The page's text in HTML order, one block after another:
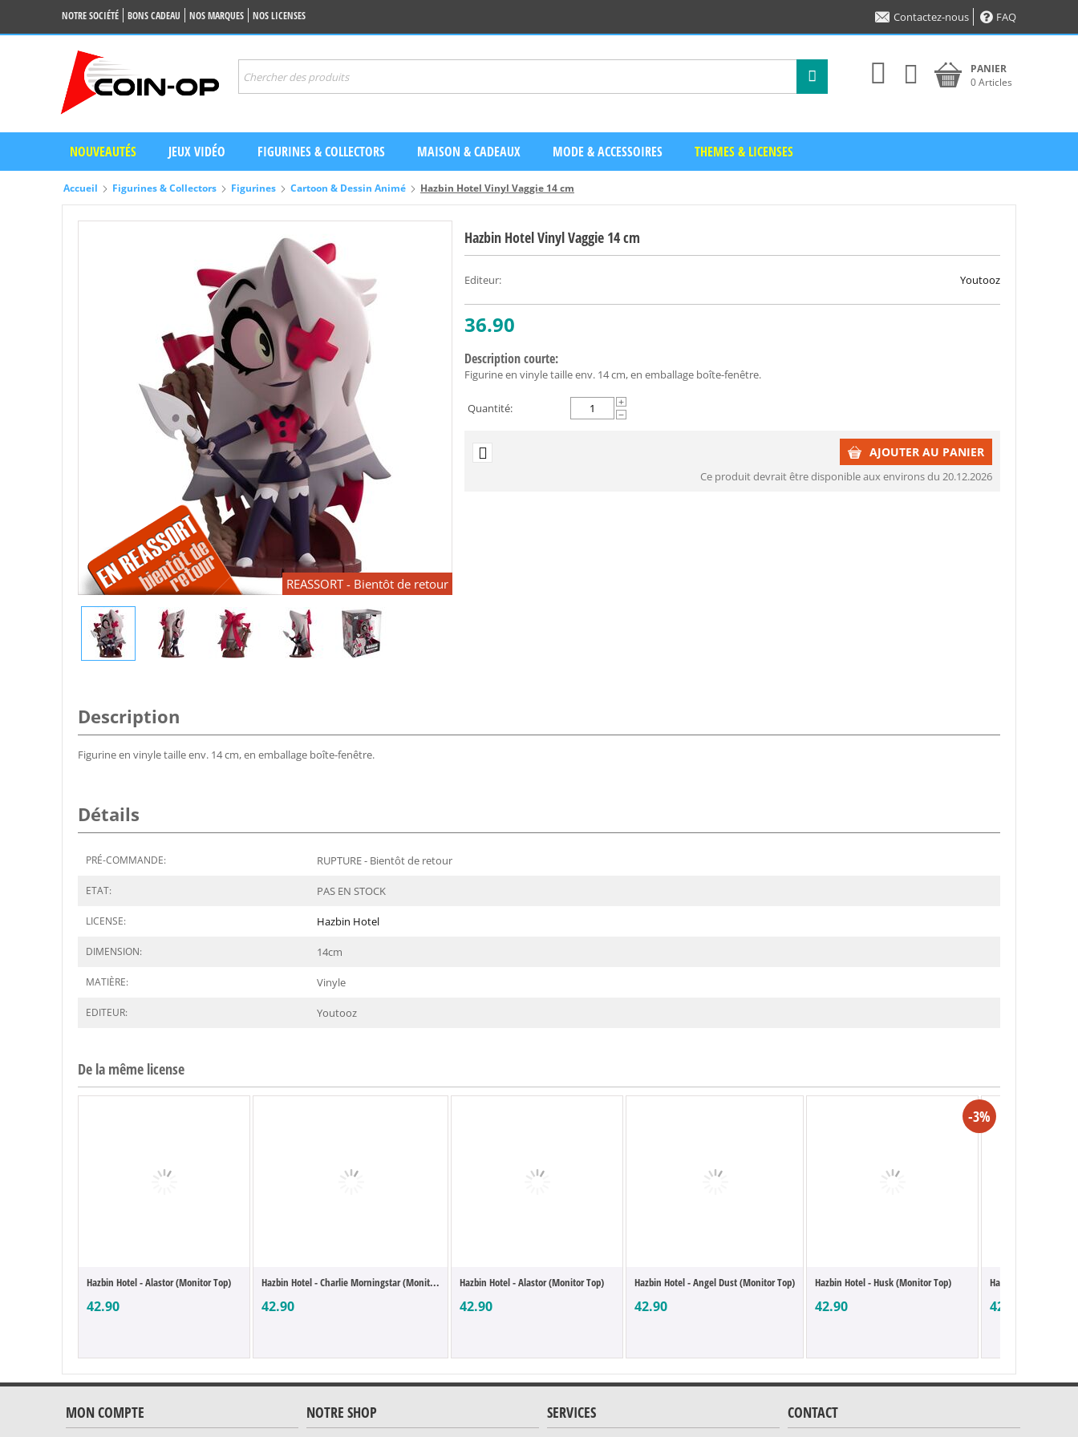
NOTRE SOCIÉTÉ BONS CADEAU NOS MARQUES NOS LICENSES Contactez-nous FAQ
PANIER
0 Articles
NOUVEAUTÉS JEUX VIDÉO FIGURINES & COLLECTORS MAISON & CADEAUX MODE & ACCESSOIRES THEMES & LICENSES
Accueil Figurines & Collectors Figurines Cartoon & Dessin Animé Hazbin Hotel Vinyl Vaggie 14 cm
REASSORT - Bientôt de retour
Hazbin Hotel Vinyl Vaggie 14 cm
Editeur: Youtooz
36.90
Description courte:
Figurine en vinyle taille env. 14 cm, en emballage boîte-fenêtre.
Quantité:
+
−
AJOUTER AU PANIER
Ce produit devrait être disponible aux environs du 20.12.2026
Description
Figurine en vinyle taille env. 14 cm, en emballage boîte-fenêtre.
Détails
PRÉ-COMMANDE: RUPTURE - Bientôt de retour
ETAT: PAS EN STOCK
LICENSE: Hazbin Hotel
DIMENSION: 14cm
MATIÈRE: Vinyle
EDITEUR: Youtooz
De la même license
Hazbin Hotel - Alastor (Monitor Top)
42.90
Hazbin Hotel - Charlie Morningstar (Monit...
42.90
Hazbin Hotel - Alastor (Monitor Top)
42.90
Hazbin Hotel - Angel Dust (Monitor Top)
42.90
Hazbin Hotel - Husk (Monitor Top)
42.90
Hazbin Hotel -
42.90
-3%
MON COMPTE NOTRE SHOP SERVICES CONTACT